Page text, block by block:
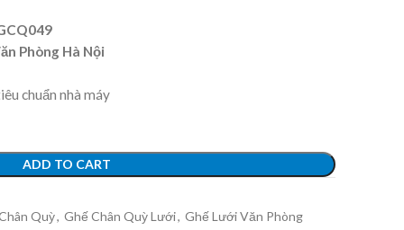
Phòng Hà Nội
chuẩn nhà máy
ADD TO CART
Quỳ, Ghế Chân Quỳ Lưới, Ghế Lưới Văn Phòng